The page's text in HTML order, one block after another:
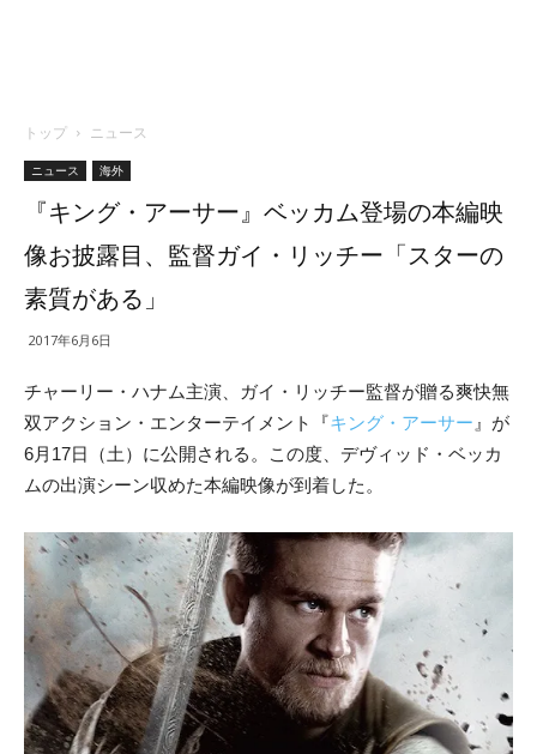
トップ ニュース
ニュース 海外
『キング・アーサー』ベッカム登場の本編映
像お披露目、監督ガイ・リッチー「スターの
素質がある」
2017年6月6日
チャーリー・ハナム主演、ガイ・リッチー監督が贈る爽快無
双アクション・エンターテイメント『キング・アーサー 』が
6月17日（土）に公開される。この度、デヴィッド・ベッカ
ムの出演シーン収めた本編映像が到着した。